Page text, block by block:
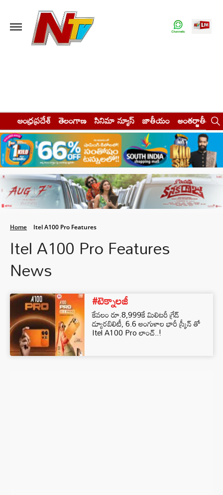
ఆంధ్రప్రదేశ్ తెలంగాణ సినిమా న్యూస్ జాతీయం అంతర్జాతీయం
Home Itel A100 Pro Features
Itel A100 Pro Features
News
#టెక్నాలజీ
కేవలం రూ.8,999కే మిలిటరీ గ్రేడ్
డ్యూరబిలిటీ, 6.6 అంగుళాల భారీ స్క్రీన్ తో
Itel A100 Pro లాంచ్..!